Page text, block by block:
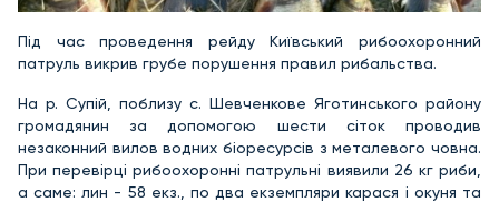
Під час проведення рейду Київський рибоохоронний
патруль викрив грубе порушення правил рибальства.
На р. Супій, поблизу с. Шевченкове Яготинського району
громадянин за допомогою шести сіток проводив
незаконний вилов водних біоресурсів з металевого човна.
При перевірці рибоохоронні патрульні виявили 26 кг риби,
а саме: лин - 58 екз., по два екземпляри карася і окуня та